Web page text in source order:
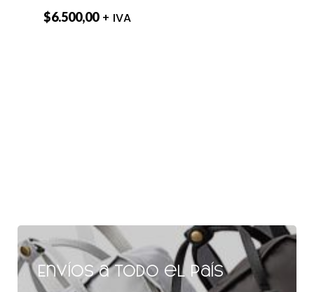
$6.500,00 + IVA
Envíos a todo el país